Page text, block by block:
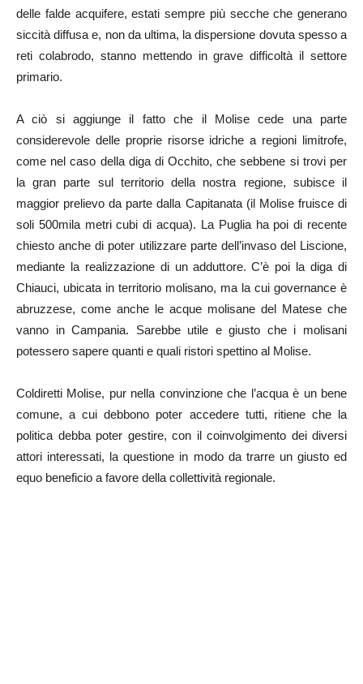
delle falde acquifere, estati sempre più secche che generano
siccità diffusa e, non da ultima, la dispersione dovuta spesso a
reti colabrodo, stanno mettendo in grave difficoltà il settore
primario.
A ciò si aggiunge il fatto che il Molise cede una parte
considerevole delle proprie risorse idriche a regioni limitrofe,
come nel caso della diga di Occhito, che sebbene si trovi per
la gran parte sul territorio della nostra regione, subisce il
maggior prelievo da parte dalla Capitanata (il Molise fruisce di
soli 500mila metri cubi di acqua). La Puglia ha poi di recente
chiesto anche di poter utilizzare parte dell’invaso del Liscione,
mediante la realizzazione di un adduttore. C’è poi la diga di
Chiauci, ubicata in territorio molisano, ma la cui governance è
abruzzese, come anche le acque molisane del Matese che
vanno in Campania. Sarebbe utile e giusto che i molisani
potessero sapere quanti e quali ristori spettino al Molise.
Coldiretti Molise, pur nella convinzione che l’acqua è un bene
comune, a cui debbono poter accedere tutti, ritiene che la
politica debba poter gestire, con il coinvolgimento dei diversi
attori interessati, la questione in modo da trarre un giusto ed
equo beneficio a favore della collettività regionale.